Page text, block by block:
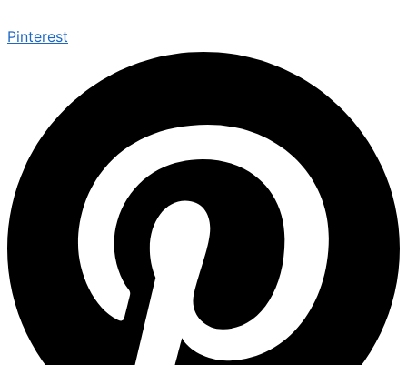
Pinterest